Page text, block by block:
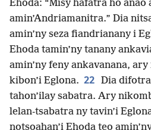
Ehoda: “Misy hafatra ho anao
amin’Andriamanitra.” Dia
amin’ny seza fiandrianany i
Ehoda tamin’ny tanany
amin’ny feny ankavanana,
kibon’i Eglona. 22 Dia
tahon’ilay sabatra. Ary
lelan-tsabatra ny tavin’i
notsoahan’i Ehoda teo